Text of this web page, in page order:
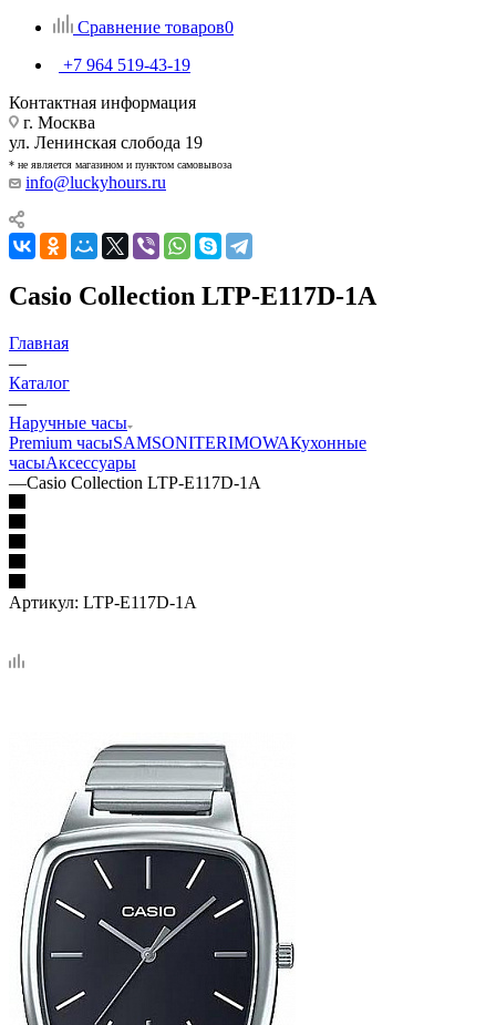
Сравнение товаров0
+7 964 519-43-19
Контактная информация
г. Москва
ул. Ленинская слобода 19
* не является магазином и пунктом самовывоза
info@luckyhours.ru
Casio Collection LTP-E117D-1A
Главная
—
Каталог
—
Наручные часы
Premium часыSAMSONITERIMOWAКухонные
часыАксессуары
—Casio Collection LTP-E117D-1A
Артикул: LTP-E117D-1A